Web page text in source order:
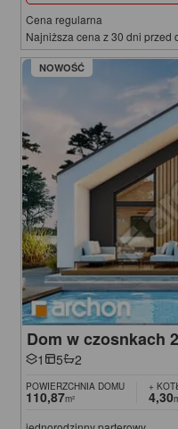
Cena regularna
Najniższa cena z 30 dni przed
NOWOŚĆ
Dom w czosnkach
1 5 2
POWIERZCHNIA DOMU
110,87m²
+
4,30